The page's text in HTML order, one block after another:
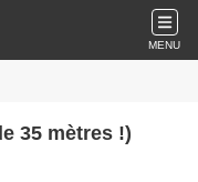
MENU
35 mètres !)